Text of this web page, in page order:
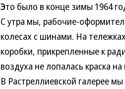
Это было в конце зимы 1964
С утра мы, рабочие-
колесах с шинами. На
коробки, прикрепленные к
воздуха не лопалась краска на
В Растреллиевской галерее